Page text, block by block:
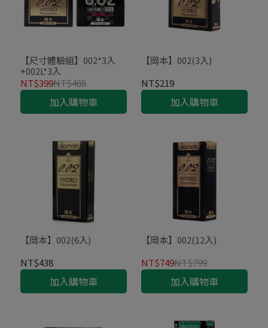
【尺寸體驗組】002*3入
+002L*3入
NT$399NT$488
加入購物車
【岡本】002(3入)
NT$219
加入購物車
【岡本】002(6入)
NT$438
加入購物車
【岡本】002(12入)
NT$749NT$799
加入購物車